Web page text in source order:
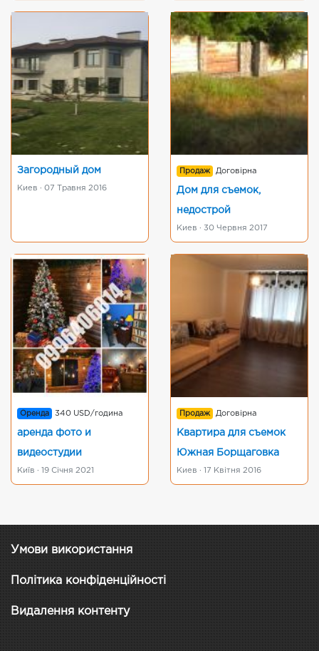
Загородный дом
Киев · 07 Травня 2016
Продаж Договірна
Дом для съемок,
недострой
Киев · 30 Червня 2017
Оренда 340 USD/година
аренда фото и
видеостудии
Київ · 19 Січня 2021
Продаж Договірна
Квартира для съемок
Южная Борщаговка
Киев · 17 Квітня 2016
Умови використання
Політика конфіденційності
Видалення контенту